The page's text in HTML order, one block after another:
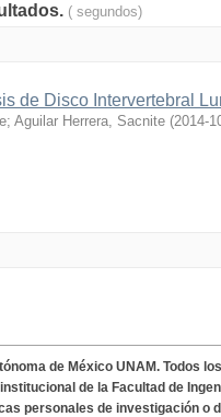
( segundos)
de Disco Intervertebral
; Aguilar Herrera, Sacnite (2014-
de México UNAM. Todos
de la Facultad de
personales de investigación o